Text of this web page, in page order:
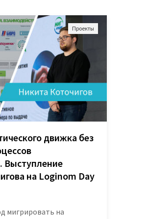
Проекты
движка без
Выступление
на Loginom Day
мигрировать на